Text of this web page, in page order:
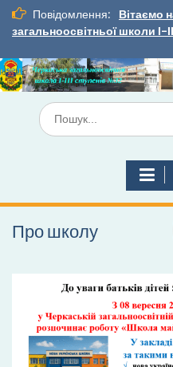
Перейти
вмісту
Повідомлення:
Вітаємо
загальноосвітньої школи І-
Шукати:
Про школу